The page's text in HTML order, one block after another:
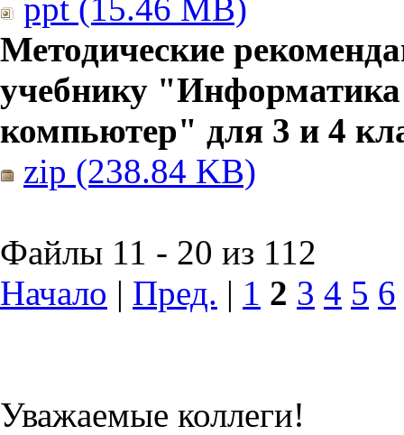
ppt (15.46 MB)
Методические
учебнику
компьютер" для 3 и 4
zip (238.84 KB)
Файлы 11 - 20 из 112
Начало | Пред. | 1 2 3 4 5 6
Уважаемые коллеги!